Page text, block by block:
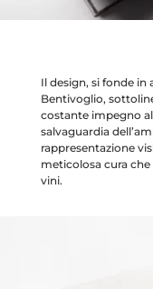
Il design, si fonde in
Bentivoglio,
costante impegno
salvaguardia
rappresentazione
meticolosa cura
vini.